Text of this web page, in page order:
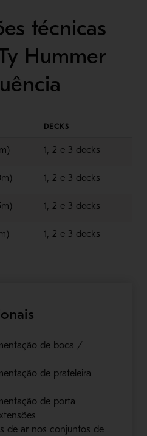
técnicas
Hummer
DECKS
1, 2 e 3 decks
1, 2 e 3 decks
1, 2 e 3 decks
1, 2 e 3 decks
de boca /
de prateleira
de porta
de ar nos conjuntos de